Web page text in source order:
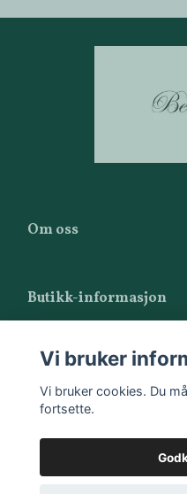
Om oss
Butikk-informasjon
Vilkår
Vi bruker
Vi bruker cookies. Du
fortsette.